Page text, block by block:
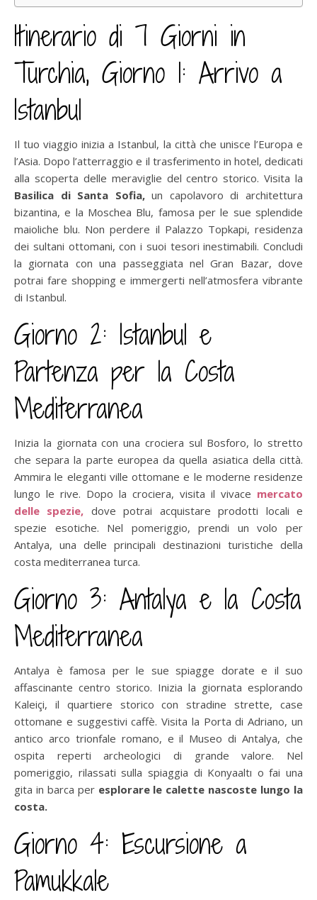
Itinerario di 7 Giorni in
Turchia, Giorno 1: Arrivo a
Istanbul
Il tuo viaggio inizia a Istanbul, la città che unisce l’Europa e
l’Asia. Dopo l’atterraggio e il trasferimento in hotel, dedicati
alla scoperta delle meraviglie del centro storico. Visita la
Basilica di Santa Sofia,un capolavoro di architettura
bizantina, e la Moschea Blu, famosa per le sue splendide
maioliche blu. Non perdere il Palazzo Topkapi, residenza
dei sultani ottomani, con i suoi tesori inestimabili. Concludi
la giornata con una passeggiata nel Gran Bazar, dove
potrai fare shopping e immergerti nell’atmosfera vibrante
di Istanbul.
Giorno 2: Istanbul e
Partenza per la Costa
Mediterranea
Inizia la giornata con una crociera sul Bosforo, lo stretto
che separa la parte europea da quella asiatica della città.
Ammira le eleganti ville ottomane e le moderne residenze
lungo le rive. Dopo la crociera, visita il vivace mercato
delle spezie, dove potrai acquistare prodotti locali e
spezie esotiche. Nel pomeriggio, prendi un volo per
Antalya, una delle principali destinazioni turistiche della
costa mediterranea turca.
Giorno 3: Antalya e la Costa
Mediterranea
Antalya è famosa per le sue spiagge dorate e il suo
affascinante centro storico. Inizia la giornata esplorando
Kaleiçi, il quartiere storico con stradine strette, case
ottomane e suggestivi caffè. Visita la Porta di Adriano, un
antico arco trionfale romano, e il Museo di Antalya, che
ospita reperti archeologici di grande valore. Nel
pomeriggio, rilassati sulla spiaggia di Konyaaltı o fai una
gita in barca per esplorare le calette nascoste lungo la
costa.
Giorno 4: Escursione a
Pamukkale